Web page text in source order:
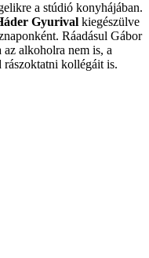
a stúdió konyhájában.
Gyurival kiegészülve
Ráadásul Gábor
alkoholra nem is, a
kollégáit is.